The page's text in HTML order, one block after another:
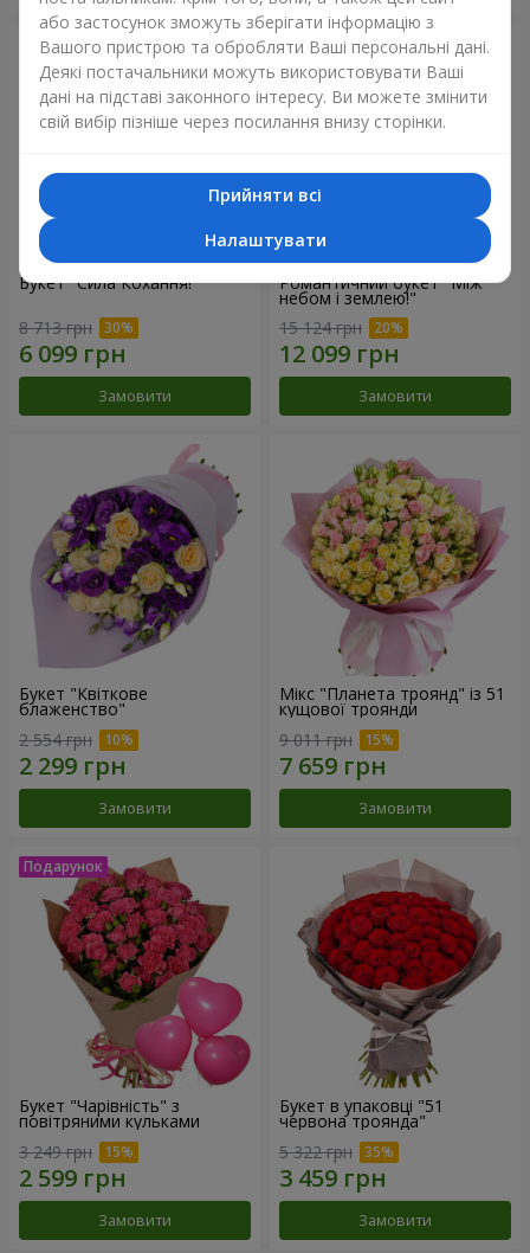
Букет "Сила Кохання!"
8 713 грн
Замовити
Романтичний букет "Між
небом і землею!"
15 124 грн
Замовити
Букет "Квіткове
блаженство"
2 554 грн
Замовити
Мікс "Планета троянд" із 51
кущової троянди
9 011 грн
Замовити
Букет "Чарівність" з
повітряними кульками
3 249 грн
Замовити
Букет в упаковці "51
червона троянда"
5 322 грн
Замовити
або застосунок зможуть зберігати інформацію з
Вашого пристрою та обробляти Ваші персональні дані.
Деякі постачальники можуть використовувати Ваші
дані на підставі законного інтересу. Ви можете змінити
свій вибір пізніше через посилання внизу сторінки.
Прийняти всі
Налаштувати